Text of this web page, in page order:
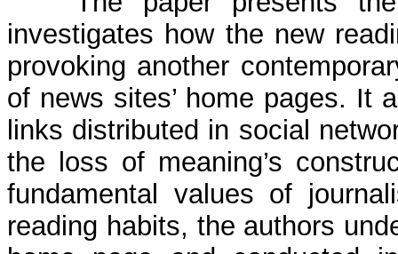
investigates how the new
provoking another
of news sites’ home pages. It
links distributed in social
the loss of meaning’s
fundamental values of
reading habits, the authors